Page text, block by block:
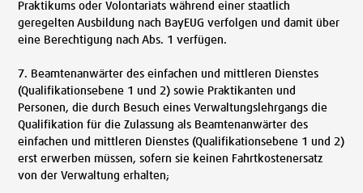
Praktikums oder Volontariats während einer staatlich
geregelten Ausbildung nach BayEUG verfolgen und damit über
eine Berechtigung nach Abs. 1 verfügen.
7. Beamtenanwärter des einfachen und mittleren Dienstes
(Qualifikationsebene 1 und 2) sowie Praktikanten und
Personen, die durch Besuch eines Verwaltungslehrgangs die
Qualifikation für die Zulassung als Beamtenanwärter des
einfachen und mittleren Dienstes (Qualifikationsebene 1 und 2)
erst erwerben müssen, sofern sie keinen Fahrtkostenersatz
von der Verwaltung erhalten;